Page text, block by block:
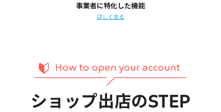
事業者に特化した機能
詳しく見る
How to open your account
ショップ出店のSTEP